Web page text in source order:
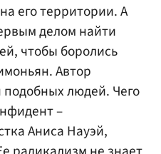
его территории. А
делом найти
чтобы боролись
Автор
людей. Чего
–
Аниса Науэй,